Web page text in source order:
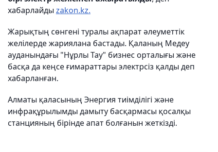
хабарлайды zakon.kz.
Жарықтың сөнгені туралы ақпарат әлеуметтік
желілерде жариялана бастады. Қаланың Медеу
ауданындағы "Нұрлы Тау" бизнес орталығы және
басқа да кеңсе ғимараттары электрсіз қалды деп
хабарланған.
Алматы қаласының Энергия тиімділігі және
инфрақұрылымды дамыту басқармасы қосалқы
станцияның бірінде апат болғанын жеткізді.